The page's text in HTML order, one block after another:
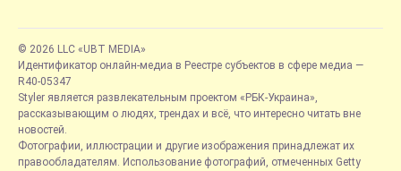
© 2026 LLC «UBT MEDIA»
Идентификатор онлайн-медиа в Реестре субъектов в сфере медиа —
R40-05347
Styler является развлекательным проектом «РБК-Украина»,
рассказывающим о людях, трендах и всё, что интересно читать вне
новостей.
Фотографии, иллюстрации и другие изображения принадлежат их
правообладателям. Использование фотографий, отмеченных Getty